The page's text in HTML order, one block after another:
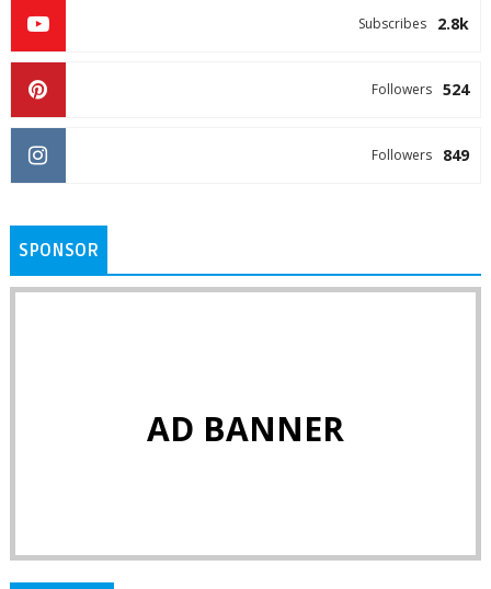
2.8k
Subscribes
524
Followers
849
Followers
SPONSOR
AD BANNER